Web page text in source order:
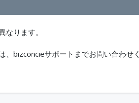
ります。
bizconcieサポートまでお問い合わせく